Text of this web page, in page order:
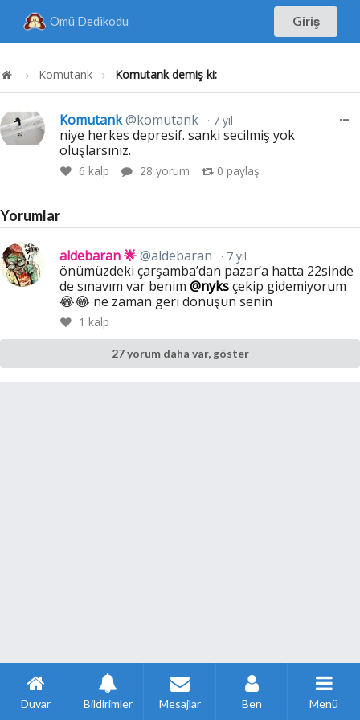
Omü Dedikodu Giriş
Komutank Komutank demiş ki:
Komutank@komutank 7 yıl
niye herkes depresif. sanki secilmiş yok
oluşlarsınız.
6 kalp 28 yorum 0 paylaş
Yorumlar
aldebaran 🌟@aldebaran 7 yıl
önümüzdeki çarşamba’dan pazar’a hatta 22sinde
de sınavım var benim@nyksçekip gidemiyorum
😂😂 ne zaman geri dönüşün senin
1 kalp
27 yorum daha var, göster
Duvar Bildirimler Mesajlar Ben Menü